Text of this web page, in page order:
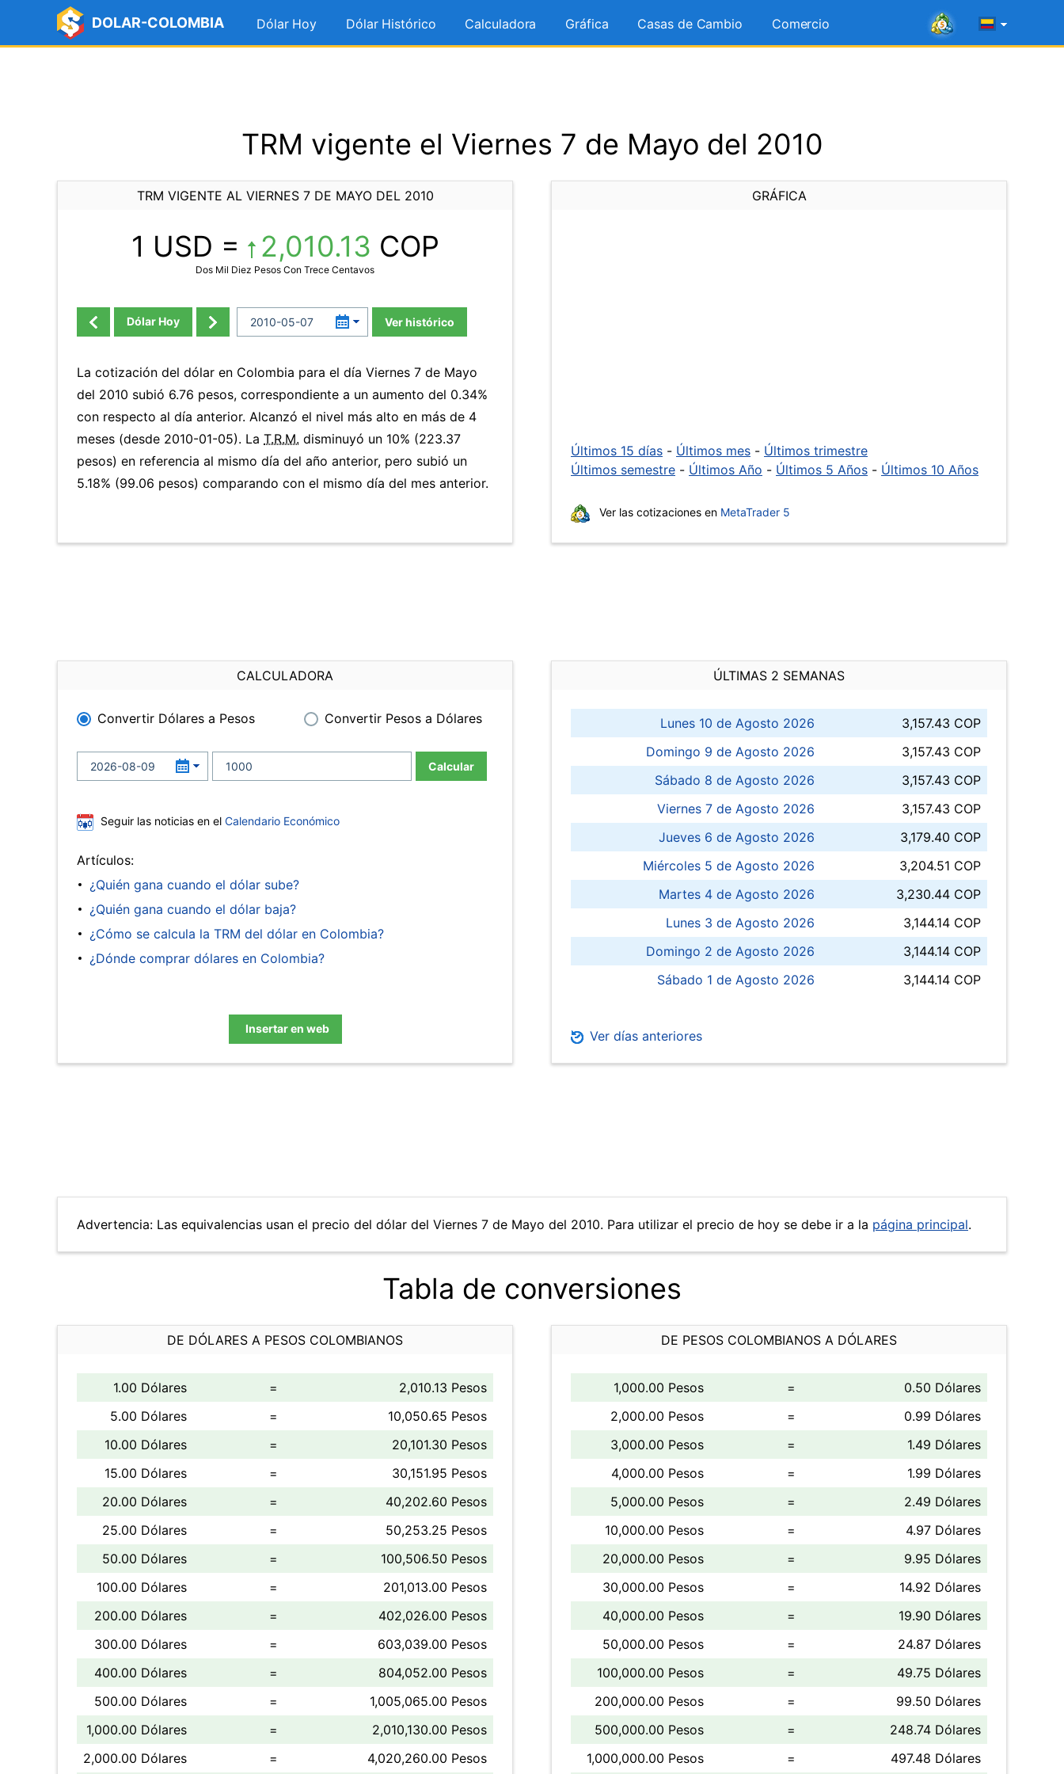
DOLAR-COLOMBIA Dólar Hoy Dólar Histórico Calculadora Gráfica Casas de Cambio Comercio
TRM vigente el Viernes 7 de Mayo del 2010
TRM VIGENTE AL VIERNES 7 DE MAYO DEL 2010
1 USD = 2,010.13 COP
Dos Mil Diez Pesos Con Trece Centavos
Dólar Hoy Ver histórico
La cotización del dólar en Colombia para el día Viernes 7 de Mayo
del 2010 subió 6.76 pesos, correspondiente a un aumento del 0.34%
con respecto al día anterior. Alcanzó el nivel más alto en más de 4
meses (desde 2010-01-05). La T.R.M. disminuyó un 10% (223.37
pesos) en referencia al mismo día del año anterior, pero subió un
5.18% (99.06 pesos) comparando con el mismo día del mes anterior.
GRÁFICA
Últimos 15 días - Últimos mes - Últimos trimestre
Últimos semestre - Últimos Año - Últimos 5 Años - Últimos 10 Años
Ver las cotizaciones en MetaTrader 5
CALCULADORA
Convertir Dólares a Pesos Convertir Pesos a Dólares
Calcular
Seguir las noticias en el Calendario Económico
Artículos:
¿Quién gana cuando el dólar sube?
¿Quién gana cuando el dólar baja?
¿Cómo se calcula la TRM del dólar en Colombia?
¿Dónde comprar dólares en Colombia?
Insertar en web
ÚLTIMAS 2 SEMANAS
Lunes 10 de Agosto 2026
3,157.43 COP
Domingo 9 de Agosto 2026
3,157.43 COP
Sábado 8 de Agosto 2026
3,157.43 COP
Viernes 7 de Agosto 2026
3,157.43 COP
Jueves 6 de Agosto 2026
3,179.40 COP
Miércoles 5 de Agosto 2026
3,204.51 COP
Martes 4 de Agosto 2026
3,230.44 COP
Lunes 3 de Agosto 2026
3,144.14 COP
Domingo 2 de Agosto 2026
3,144.14 COP
Sábado 1 de Agosto 2026
3,144.14 COP
Ver días anteriores
Advertencia: Las equivalencias usan el precio del dólar del Viernes 7 de Mayo del 2010. Para utilizar el precio de hoy se debe ir a la página principal.
Tabla de conversiones
DE DÓLARES A PESOS COLOMBIANOS
1.00 Dólares =
2,010.13 Pesos
5.00 Dólares
=
10,050.65 Pesos
10.00 Dólares
=
20,101.30 Pesos
15.00 Dólares
=
30,151.95 Pesos
20.00 Dólares
=
40,202.60 Pesos
25.00 Dólares
=
50,253.25 Pesos
50.00 Dólares
=
100,506.50 Pesos
100.00 Dólares
=
201,013.00 Pesos
200.00 Dólares
=
402,026.00 Pesos
300.00 Dólares
=
603,039.00 Pesos
400.00 Dólares
=
804,052.00 Pesos
500.00 Dólares
=
1,005,065.00 Pesos
1,000.00 Dólares
=
2,010,130.00 Pesos
2,000.00 Dólares
= 4,020,260.00 Pesos
DE PESOS COLOMBIANOS A DÓLARES
1,000.00 Pesos =
0.50 Dólares
2,000.00 Pesos
=
0.99 Dólares
3,000.00 Pesos
=
1.49 Dólares
4,000.00 Pesos
=
1.99 Dólares
5,000.00 Pesos
=
2.49 Dólares
10,000.00 Pesos
=
4.97 Dólares
20,000.00 Pesos
=
9.95 Dólares
30,000.00 Pesos
=
14.92 Dólares
40,000.00 Pesos
=
19.90 Dólares
50,000.00 Pesos
=
24.87 Dólares
100,000.00 Pesos
=
49.75 Dólares
200,000.00 Pesos
=
99.50 Dólares
500,000.00 Pesos
=
248.74 Dólares
1,000,000.00 Pesos
= 497.48 Dólares